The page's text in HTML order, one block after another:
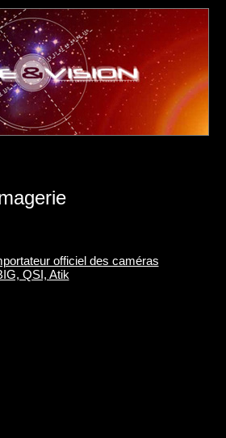
officiel des caméras
QSI, Atik